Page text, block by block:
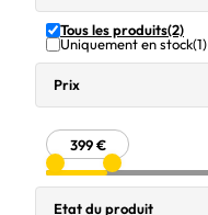
Tous les produits(2)
Uniquement en stock(1)
Prix
Etat du produit